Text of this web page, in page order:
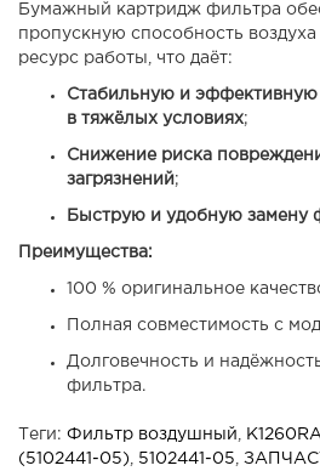
Бумажный картридж фильтра
пропускную способность
ресурс работы, что даёт:
Стабильную и эффективную
в тяжёлых условиях;
Снижение риска
загрязнений;
Быструю и удобную замену
Преимущества:
100 % оригинальное
Полная совместимость с
Долговечность и
фильтра.
Теги: Фильтр воздушный
(5102441-05)
5102441-05